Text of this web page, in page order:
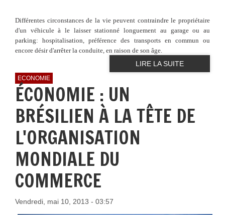
Différentes circonstances de la vie peuvent contraindre le propriétaire
d'un véhicule à le laisser stationné longuement au garage ou au
parking: hospitalisation, préférence des transports en commun ou
encore désir d'arrêter la conduite, en raison de son âge.
LIRE LA SUITE
ECONOMIE
ÉCONOMIE : UN
BRÉSILIEN À LA TÊTE DE
L'ORGANISATION
MONDIALE DU
COMMERCE
Vendredi, mai 10, 2013 - 03:57